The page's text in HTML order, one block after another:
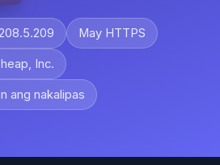
May HTTPS
Inc.
ang nakalipas